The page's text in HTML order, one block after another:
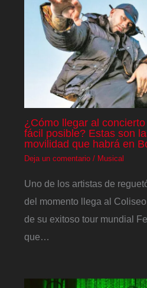
¿Cómo llegar al
fácil posible? Estas son
movilidad que habrá en
Deja un comentario / Musical
Uno de los artistas de
del momento llega al
de su exitoso tour mundial
que…